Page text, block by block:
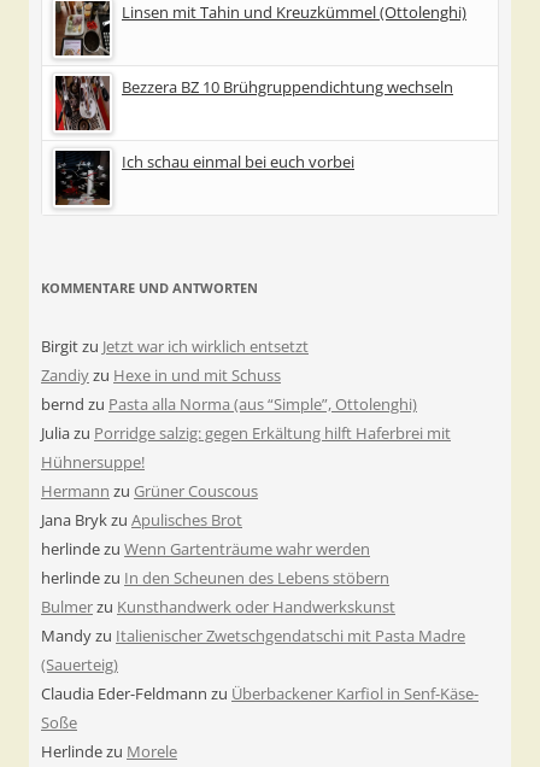
Linsen mit Tahin und Kreuzkümmel (Ottolenghi)
Bezzera BZ 10 Brühgruppendichtung wechseln
Ich schau einmal bei euch vorbei
KOMMENTARE UND ANTWORTEN
Birgitzu Jetzt war ich wirklich entsetzt
Zandiyzu Hexe in und mit Schuss
bernd zu Pasta alla Norma (aus “Simple”, Ottolenghi)
Juliazu Porridge salzig: gegen Erkältung hilft Haferbrei mit
Hühnersuppe!
Hermann zu Grüner Couscous
Jana Brykzu Apulisches Brot
herlindezu Wenn Gartenträume wahr werden
herlindezu In den Scheunen des Lebens stöbern
Bulmerzu Kunsthandwerk oder Handwerkskunst
Mandyzu Italienischer Zwetschgendatschi mit Pasta Madre
(Sauerteig)
Claudia Eder-Feldmann zu Überbackener Karfiol in Senf-Käse-
Soße
Herlindezu Morele